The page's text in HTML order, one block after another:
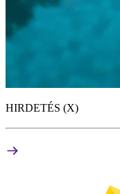
HIRDETÉS (X)